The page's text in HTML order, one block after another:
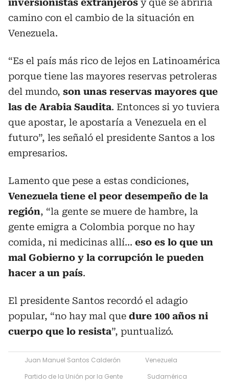
inversionistas extranjeros y que se abriría
camino con el cambio de la situación en
Venezuela.
“Es el país más rico de lejos en Latinoamérica
porque tiene las mayores reservas petroleras
del mundo, son unas reservas mayores que
las de Arabia Saudita. Entonces si yo tuviera
que apostar, le apostaría a Venezuela en el
futuro”, les señaló el presidente Santos a los
empresarios.
Lamento que pese a estas condiciones,
Venezuela tiene el peor desempeño de la
región, “la gente se muere de hambre, la
gente emigra a Colombia porque no hay
comida, ni medicinas allí... eso es lo que un
mal Gobierno y la corrupción le pueden
hacer a un país.
El presidente Santos recordó el adagio
popular, “no hay mal que dure 100 años ni
cuerpo que lo resista”, puntualizó.
Juan Manuel Santos Calderón
Venezuela
Partido de la Unión por la Gente
Sudamérica